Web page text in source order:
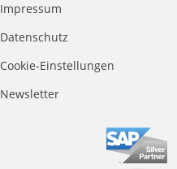
Impressum
Datenschutz
Cookie-Einstellungen
Newsletter